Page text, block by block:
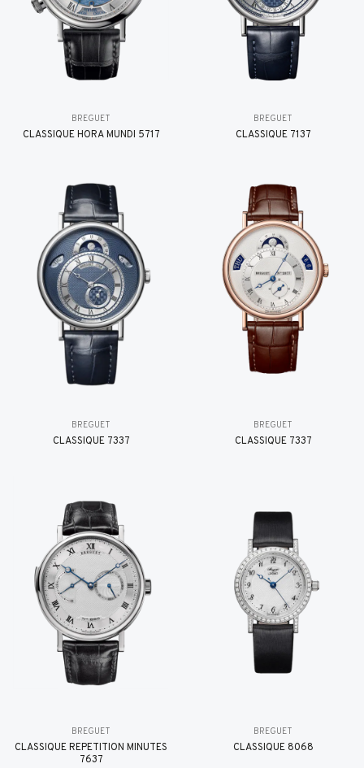
BREGUET
CLASSIQUE HORA MUNDI 5717
BREGUET
CLASSIQUE 7137
BREGUET
CLASSIQUE 7337
BREGUET
CLASSIQUE 7337
BREGUET
CLASSIQUE RÉPÉTITION MINUTES
7637
BREGUET
CLASSIQUE 8068